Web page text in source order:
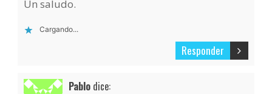
Un saludo.
Cargando...
Responder
Pablo dice: